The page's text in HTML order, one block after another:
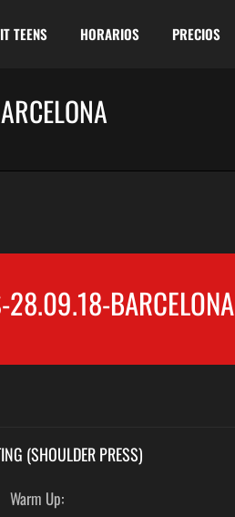
TEENS HORARIOS PRECIOS
28.09.18-BARCELONA
(SHOULDER PRESS)
Warm Up: